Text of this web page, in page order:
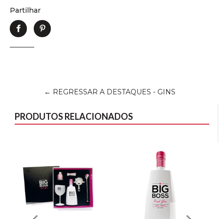
Partilhar
Partilhe
← REGRESSAR A DESTAQUES - GINS
PRODUTOS RELACIONADOS